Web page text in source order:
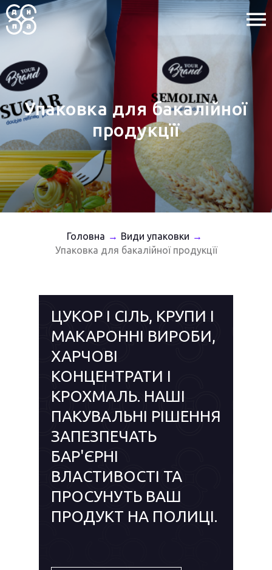
Упаковка для бакалійної
продукцїї
Головна → Види упаковки →
Упаковка для бакалійної продукцїї
ЦУКОР І СІЛЬ, КРУПИ І
МАКАРОННІ ВИРОБИ,
ХАРЧОВІ
КОНЦЕНТРАТИ І
КРОХМАЛЬ. НАШІ
ПАКУВАЛЬНІ РІШЕННЯ
ЗАПЕЗПЕЧАТЬ
БАР'ЄРНІ
ВЛАСТИВОСТІ ТА
ПРОСУНУТЬ ВАШ
ПРОДУКТ НА ПОЛИЦІ.